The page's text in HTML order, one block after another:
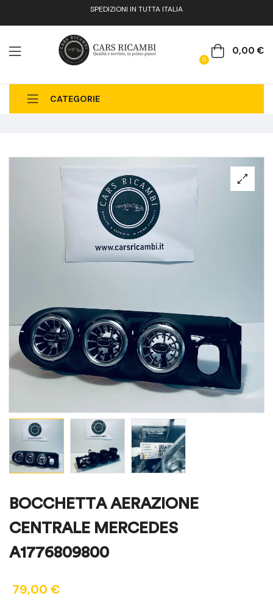
SPEDIZIONI IN TUTTA ITALIA
0
0,00€
CATEGORIE
BOCCHETTA AERAZIONE
CENTRALE MERCEDES
A1776809800
79,00 €